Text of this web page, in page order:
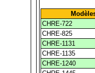
CHRE-722
CHRE-825
CHRE-1131
CHRE-1135
CHRE-1240